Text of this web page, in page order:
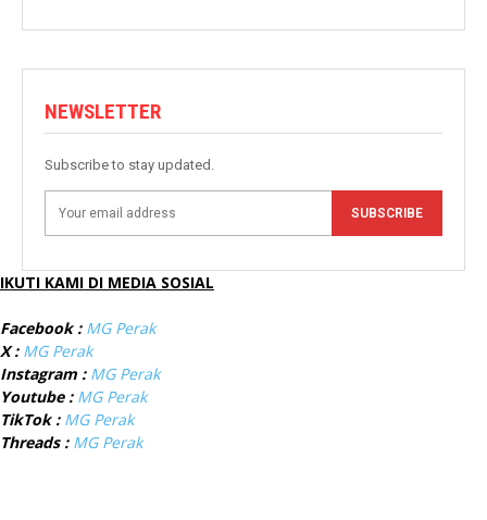
NEWSLETTER
Subscribe to stay updated.
SUBSCRIBE
IKUTI KAMI DI MEDIA SOSIAL
Facebook : MG Perak
X : MG Perak
Instagram : MG Perak
Youtube : MG Perak
TikTok : MG Perak
Threads : MG Perak